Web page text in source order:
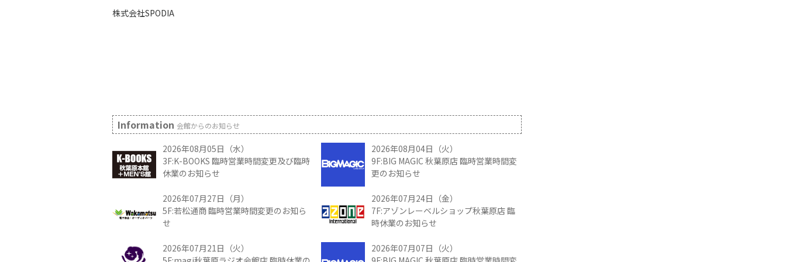
株式会社SPODIA
Information 会館からのお知らせ
2026年08月05日（水）
3F:K-BOOKS 臨時営業時間変更及び臨時
休業のお知らせ
2026年08月04日（火）
9F:BIG MAGIC 秋葉原店 臨時営業時間変
更のお知らせ
2026年07月27日（月）
5F:若松通商 臨時営業時間変更のお知ら
せ
2026年07月24日（金）
7F:アゾンレーベルショップ秋葉原店 臨
時休業のお知らせ
2026年07月21日（火）
2026年07月07日（火）